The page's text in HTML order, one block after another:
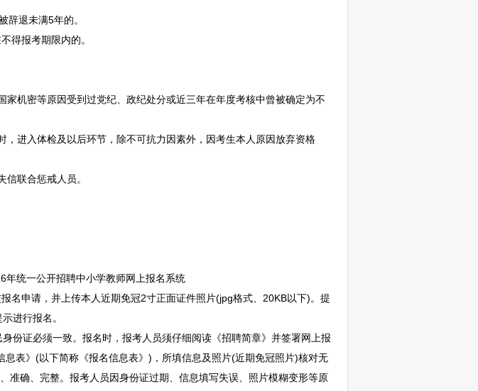
辞退未满5年的。
得报考期限内的。
密等原因受到过党纪、政纪处分或近三年在年度考核中曾被确定为不
，进入体检及以后环节，除不可抗力因素外，因考生本人原因放弃资格
联合惩戒人员。
年统一公开招聘中小学教师网上报名系统
名申请，并上传本人近期免冠2寸正面证件照片(jpg格式、20KB以下)。提
进行报名。
证必须一致。报名时，报考人员须仔细阅读《招聘简章》并签署网上报
息表》(以下简称《报名信息表》)，所填信息及照片(近期免冠照片)核对无
准确、完整。报考人员因身份证过期、信息填写失误、照片模糊变形等原